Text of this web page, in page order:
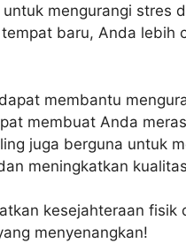
mengurangi stres
baru, Anda lebih
membantu
membuat Anda
juga berguna untuk
meningkatkan
kesejahteraan
menyenangkan!